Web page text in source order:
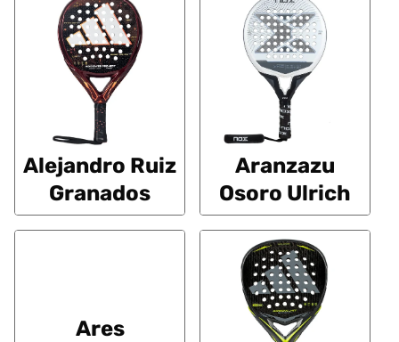
Alejandro Ruiz
Granados
Aranzazu
Osoro Ulrich
Ares